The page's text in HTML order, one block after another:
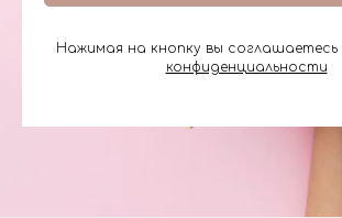
Нажимая на кнопку вы соглашаетесь
конфиденциальности